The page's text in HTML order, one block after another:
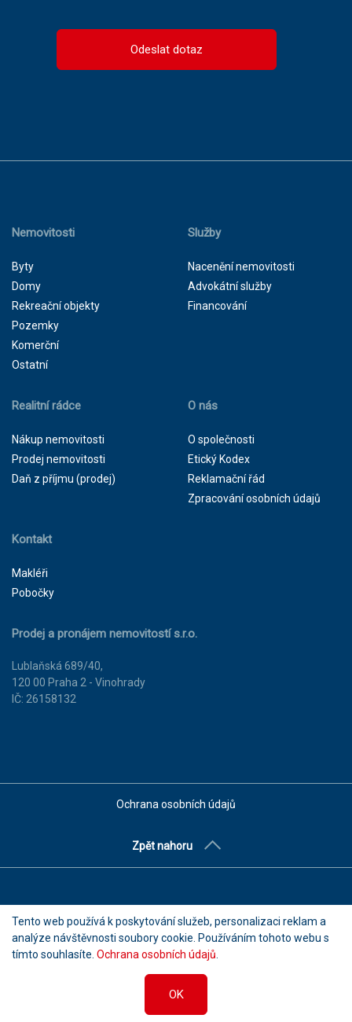
Odeslat dotaz
Nemovitosti
Byty
Domy
Rekreační objekty
Pozemky
Komerční
Ostatní
Služby
Nacenění nemovitosti
Advokátní služby
Financování
Realitní rádce
Nákup nemovitosti
Prodej nemovitosti
Daň z příjmu (prodej)
O nás
O společnosti
Etický Kodex
Reklamační řád
Zpracování osobních údajů
Kontakt
Makléři
Pobočky
Prodej a pronájem nemovitostí s.r.o.
Lublaňská 689/40,
120 00 Praha 2 - Vinohrady
IČ: 26158132
Ochrana osobních údajů
Zpět nahoru
© 2026 Prodej a pronájem nemovitostí s.r.o. Všechna práva
Tento web používá k poskytování služeb, personalizaci reklam a
analýze návštěvnosti soubory cookie. Používáním tohoto webu s
tímto souhlasíte. Ochrana osobních údajů
OK